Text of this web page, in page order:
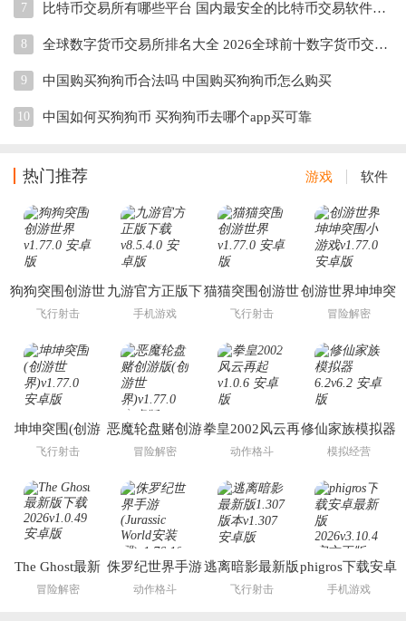
7 比特币交易所有哪些平台 国内最安全的比特币交易软件盘点
8 全球数字货币交易所排名大全 2026全球前十数字货币交易所盘点
9 中国购买狗狗币合法吗 中国购买狗狗币怎么购买
10 中国如何买狗狗币 买狗狗币去哪个app买可靠
热门推荐 游戏 软件
狗狗突围创游世
界
飞行射击
九游官方正版下
载
手机游戏
猫猫突围创游世
界
飞行射击
创游世界坤坤突
围小游戏
冒险解密
坤坤突围(创游
世界)
飞行射击
恶魔轮盘赌创游
版(创游世界)
冒险解密
拳皇2002风云再
起
动作格斗
修仙家族模拟器
6.2
模拟经营
The Ghost最新
版下载2026
冒险解密
侏罗纪世界手游
(Jurassic World
动作格斗
逃离暗影最新版
1.307 版本
飞行射击
phigros下载安卓
最新版2026
手机游戏